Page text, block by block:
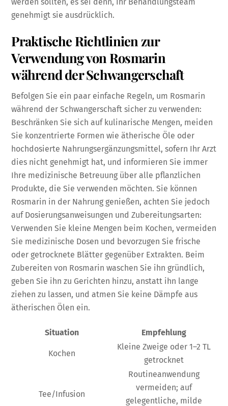
werden sollten, es sei denn, Ihr Behandlungsteam
genehmigt sie ausdrücklich.
Praktische Richtlinien zur
Verwendung von Rosmarin
während der Schwangerschaft
Befolgen Sie ein paar einfache Regeln, um Rosmarin
während der Schwangerschaft sicher zu verwenden:
Beschränken Sie sich auf kulinarische Mengen, meiden
Sie konzentrierte Formen wie ätherische Öle oder
hochdosierte Nahrungsergänzungsmittel, sofern Ihr Arzt
dies nicht genehmigt hat, und informieren Sie immer
Ihre medizinische Betreuung über alle pflanzlichen
Produkte, die Sie verwenden möchten. Sie können
Rosmarin in der Nahrung genießen, achten Sie jedoch
auf Dosierungsanweisungen und Zubereitungsarten:
Verwenden Sie kleine Mengen beim Kochen, vermeiden
Sie medizinische Dosen und bevorzugen Sie frische
oder getrocknete Blätter gegenüber Extrakten. Beim
Zubereiten von Rosmarin waschen Sie ihn gründlich,
geben Sie ihn zu Gerichten hinzu, anstatt ihn lange
ziehen zu lassen, und atmen Sie keine Dämpfe aus
ätherischen Ölen ein.
Situation Empfehlung
Kochen
Kleine Zweige oder 1–2 TL
getrocknet
Tee/Infusion
Routineanwendung
vermeiden; auf
gelegentliche, milde